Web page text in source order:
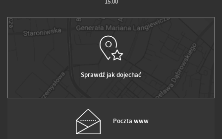
Sprawdź jak dojechać
Poczta www